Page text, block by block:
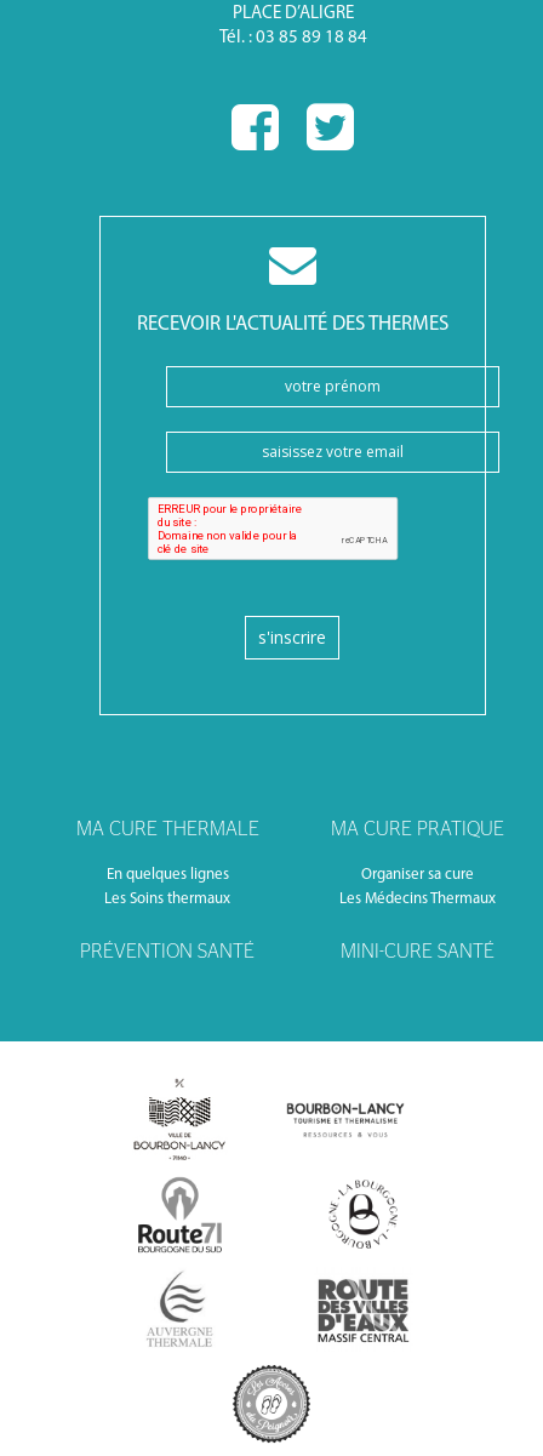
PLACE D’ALIGRE
Tél. : 03 85 89 18 84
RECEVOIR L'ACTUALITÉ DES THERMES
s'inscrire
MA CURE THERMALE
En quelques lignes
Les Soins thermaux
MA CURE PRATIQUE
Organiser sa cure
Les Médecins Thermaux
PRÉVENTION SANTÉ MINI-CURE SANTÉ